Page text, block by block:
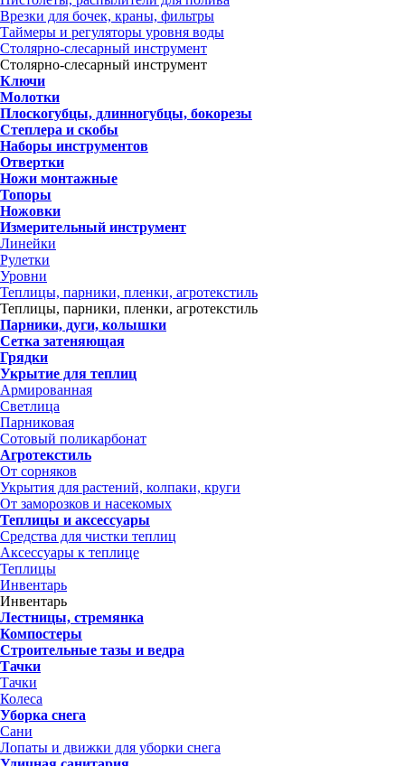
Врезки для бочек, краны, фильтры
Таймеры и регуляторы уровня воды
Столярно-слесарный инструмент
Столярно-слесарный инструмент
Ключи
Молотки
Плоскогубцы, длинногубцы, бокорезы
Степлера и скобы
Наборы инструментов
Отвертки
Ножи монтажные
Топоры
Ножовки
Измерительный инструмент
Линейки
Рулетки
Уровни
Теплицы, парники, пленки, агротекстиль
Теплицы, парники, пленки, агротекстиль
Парники, дуги, колышки
Сетка затеняющая
Грядки
Укрытие для теплиц
Армированная
Светлица
Парниковая
Сотовый поликарбонат
Агротекстиль
От сорняков
Укрытия для растений, колпаки, круги
От заморозков и насекомых
Теплицы и аксессуары
Средства для чистки теплиц
Аксессуары к теплице
Теплицы
Инвентарь
Инвентарь
Лестницы, стремянка
Компостеры
Строительные тазы и ведра
Тачки
Тачки
Колеса
Уборка снега
Сани
Лопаты и движки для уборки снега